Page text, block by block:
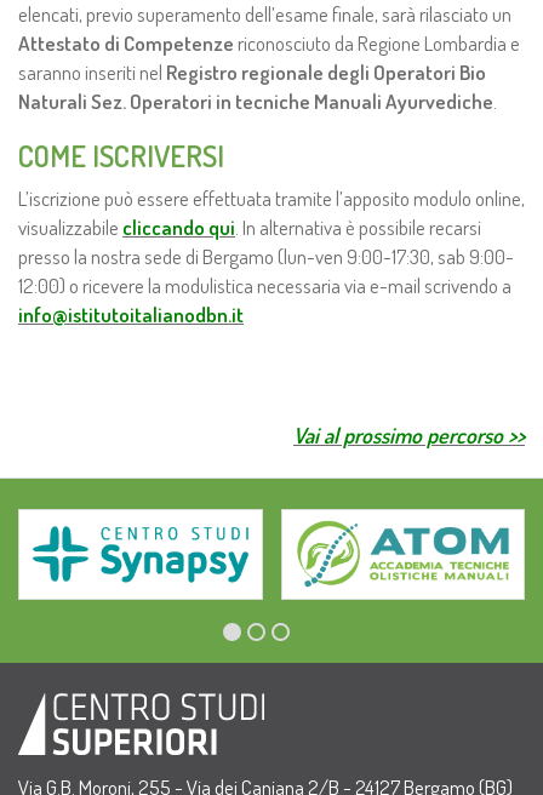
elencati, previo superamento dell’esame finale, sarà rilasciato un
Attestato di Competenze riconosciuto da Regione Lombardia e
saranno inseriti nel Registro regionale degli Operatori Bio
Naturali Sez. Operatori in tecniche Manuali Ayurvediche.
COME ISCRIVERSI
L’iscrizione può essere effettuata tramite l’apposito modulo online,
visualizzabile cliccando qui. In alternativa è possibile recarsi
presso la nostra sede di Bergamo (lun-ven 9:00-17:30, sab 9:00-
12:00) o ricevere la modulistica necessaria via e-mail scrivendo a
info@istitutoitalianodbn.it
Vai al prossimo percorso >>
Via G.B. Moroni, 255 - Via dei Caniana 2/B - 24127 Bergamo (BG)